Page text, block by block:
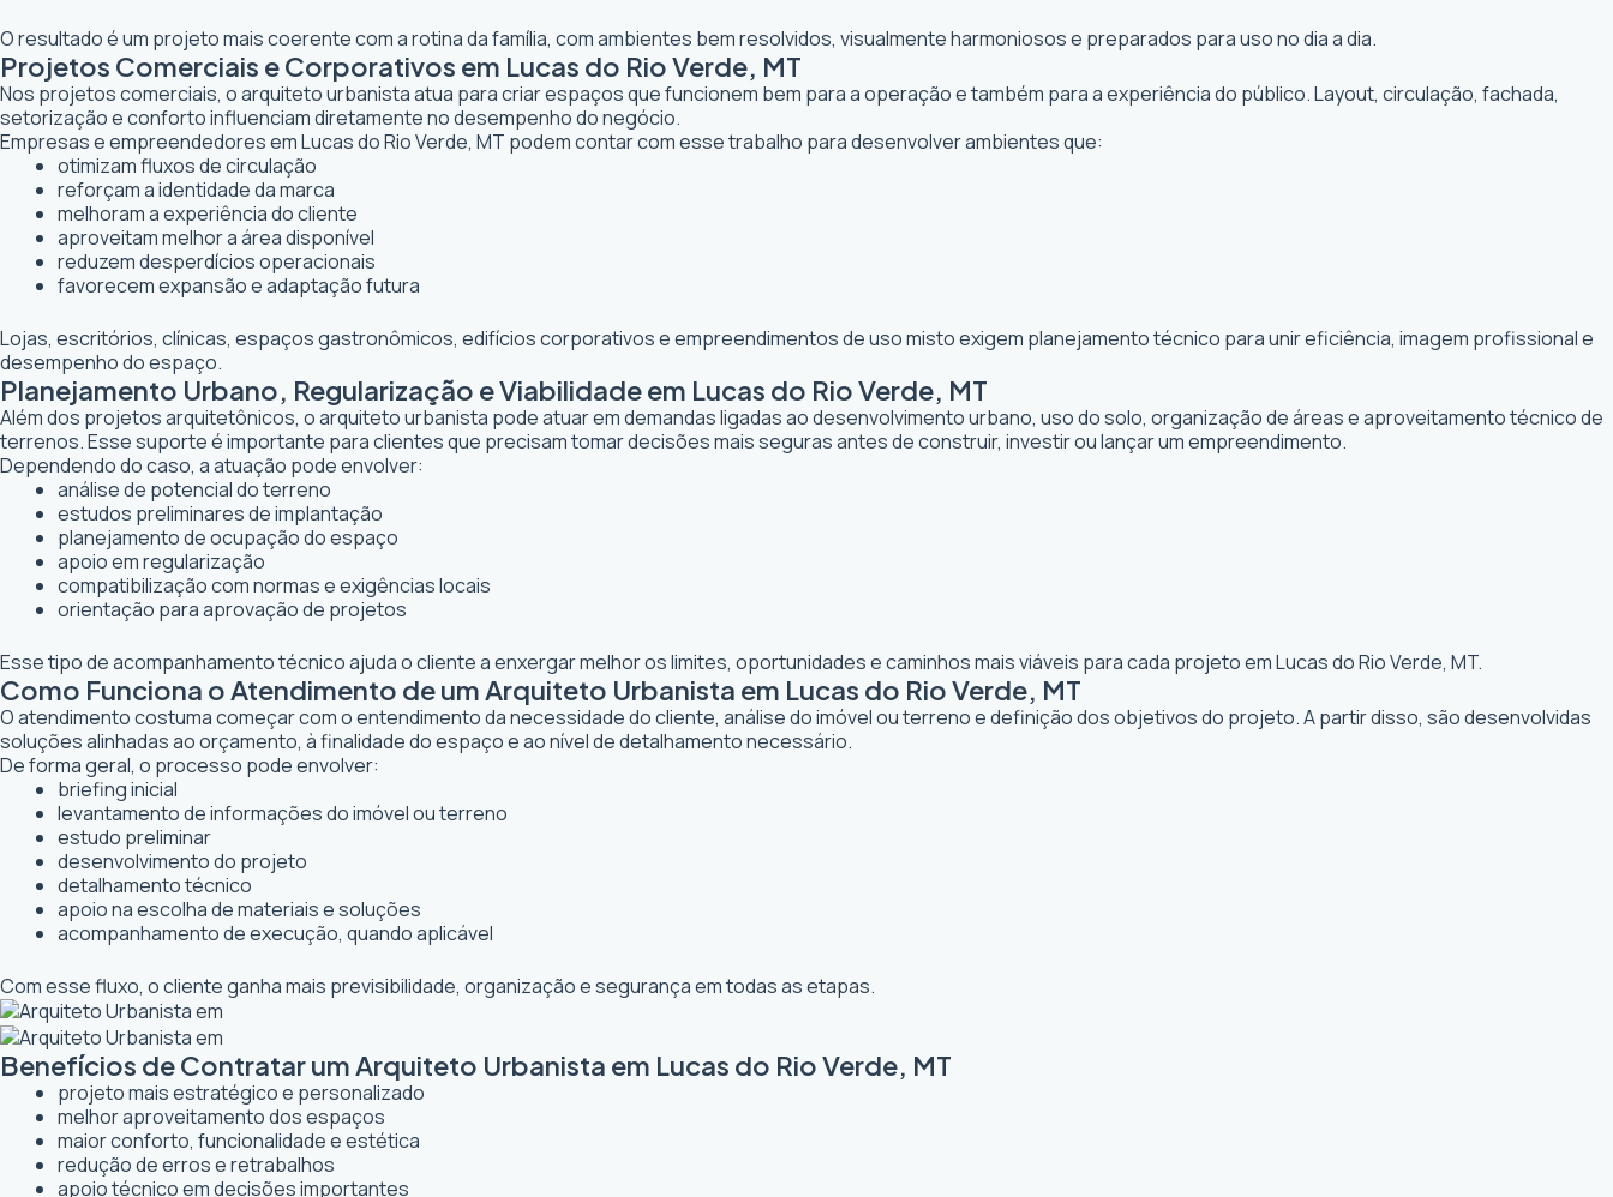
O resultado é um projeto mais coerente com a rotina da família, com ambientes bem resolvidos, visualmente harmoniosos e preparados para uso no dia a dia.
Projetos Comerciais e Corporativos em Lucas do Rio Verde, MT
Nos projetos comerciais, o arquiteto urbanista atua para criar espaços que funcionem bem para a operação e também para a experiência do público. Layout, circulação, fachada,
setorização e conforto influenciam diretamente no desempenho do negócio.
Empresas e empreendedores em Lucas do Rio Verde, MT podem contar com esse trabalho para desenvolver ambientes que:
otimizam fluxos de circulação
reforçam a identidade da marca
melhoram a experiência do cliente
aproveitam melhor a área disponível
reduzem desperdícios operacionais
favorecem expansão e adaptação futura
Lojas, escritórios, clínicas, espaços gastronômicos, edifícios corporativos e empreendimentos de uso misto exigem planejamento técnico para unir eficiência, imagem profissional e
desempenho do espaço.
Planejamento Urbano, Regularização e Viabilidade em Lucas do Rio Verde, MT
Além dos projetos arquitetônicos, o arquiteto urbanista pode atuar em demandas ligadas ao desenvolvimento urbano, uso do solo, organização de áreas e aproveitamento técnico de
terrenos. Esse suporte é importante para clientes que precisam tomar decisões mais seguras antes de construir, investir ou lançar um empreendimento.
Dependendo do caso, a atuação pode envolver:
análise de potencial do terreno
estudos preliminares de implantação
planejamento de ocupação do espaço
apoio em regularização
compatibilização com normas e exigências locais
orientação para aprovação de projetos
Esse tipo de acompanhamento técnico ajuda o cliente a enxergar melhor os limites, oportunidades e caminhos mais viáveis para cada projeto em Lucas do Rio Verde, MT.
Como Funciona o Atendimento de um Arquiteto Urbanista em Lucas do Rio Verde, MT
O atendimento costuma começar com o entendimento da necessidade do cliente, análise do imóvel ou terreno e definição dos objetivos do projeto. A partir disso, são desenvolvidas
soluções alinhadas ao orçamento, à finalidade do espaço e ao nível de detalhamento necessário.
De forma geral, o processo pode envolver:
briefing inicial
levantamento de informações do imóvel ou terreno
estudo preliminar
desenvolvimento do projeto
detalhamento técnico
apoio na escolha de materiais e soluções
acompanhamento de execução, quando aplicável
Com esse fluxo, o cliente ganha mais previsibilidade, organização e segurança em todas as etapas.
Benefícios de Contratar um Arquiteto Urbanista em Lucas do Rio Verde, MT
projeto mais estratégico e personalizado
melhor aproveitamento dos espaços
maior conforto, funcionalidade e estética
redução de erros e retrabalhos
apoio técnico em decisões importantes